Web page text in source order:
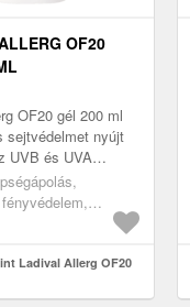
OF20
OF20 gél 200 ml
sejtvédelmet nyújt
UVB és UVA
az IR-A
a látható
napvédő
Ladival Allerg OF20